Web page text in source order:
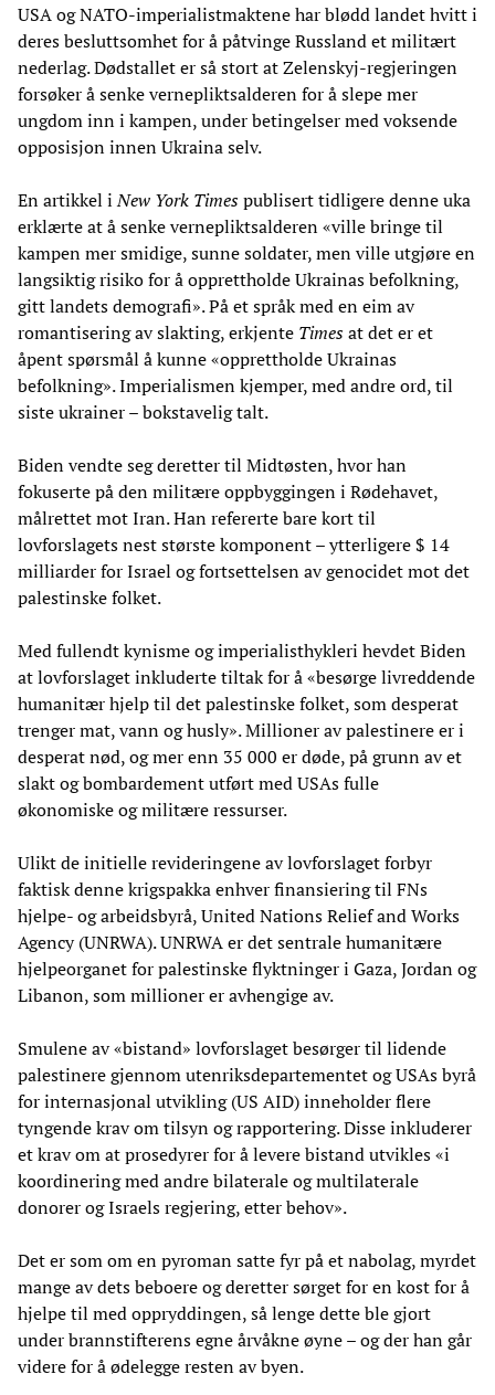
USA og NATO-imperialistmaktene har blødd landet hvitt i
deres besluttsomhet for å påtvinge Russland et militært
nederlag. Dødstallet er så stort at Zelenskyj-regjeringen
forsøker å senke vernepliktsalderen for å slepe mer
ungdom inn i kampen, under betingelser med voksende
opposisjon innen Ukraina selv.
En artikkel iNew York Timespublisert tidligere denne uka
erklærte at å senke vernepliktsalderen «ville bringe til
kampen mer smidige, sunne soldater, men ville utgjøre en
langsiktig risiko for å opprettholde Ukrainas befolkning,
gitt landets demografi». På et språk med en eim av
romantisering av slakting, erkjente Timesat det er et
åpent spørsmål å kunne «opprettholde Ukrainas
befolkning». Imperialismen kjemper, med andre ord, til
siste ukrainer – bokstavelig talt.
Biden vendte seg deretter til Midtøsten, hvor han
fokuserte på den militære oppbyggingen i Rødehavet,
målrettet mot Iran. Han refererte bare kort til
lovforslagets nest største komponent – ytterligere $ 14
milliarder for Israel og fortsettelsen av genocidet mot det
palestinske folket.
Med fullendt kynisme og imperialisthykleri hevdet Biden
at lovforslaget inkluderte tiltak for å «besørge livreddende
humanitær hjelp til det palestinske folket, som desperat
trenger mat, vann og husly». Millioner av palestinere er i
desperat nød, og mer enn 35 000 er døde, på grunn av et
slakt og bombardement utført med USAs fulle
økonomiske og militære ressurser.
Ulikt de initielle revideringene av lovforslaget forbyr
faktisk denne krigspakka enhver finansiering til FNs
hjelpe- og arbeidsbyrå, United Nations Relief and Works
Agency (UNRWA). UNRWA er det sentrale humanitære
hjelpeorganet for palestinske flyktninger i Gaza, Jordan og
Libanon, som millioner er avhengige av.
Smulene av «bistand» lovforslaget besørger til lidende
palestinere gjennom utenriksdepartementet og USAs byrå
for internasjonal utvikling (US AID) inneholder flere
tyngende krav om tilsyn og rapportering. Disse inkluderer
et krav om at prosedyrer for å levere bistand utvikles «i
koordinering med andre bilaterale og multilaterale
donorer og Israels regjering, etter behov».
Det er som om en pyroman satte fyr på et nabolag, myrdet
mange av dets beboere og deretter sørget for en kost for å
hjelpe til med oppryddingen, så lenge dette ble gjort
under brannstifterens egne årvåkne øyne – og der han går
videre for å ødelegge resten av byen.